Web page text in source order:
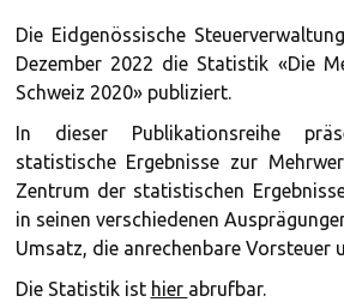
Die Eidgenössische
Dezember 2022 die Statistik «Die
Schweiz 2020» publiziert.
In dieser Publikationsreihe
statistische Ergebnisse zur
Zentrum der statistischen
in seinen verschiedenen
Umsatz, die anrechenbare Vorsteuer
Die Statistik ist hier abrufbar.